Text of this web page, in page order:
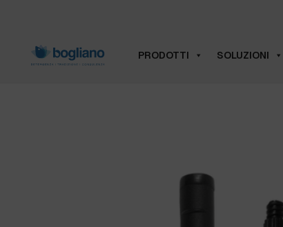
PRODOTTI SOLUZIONI